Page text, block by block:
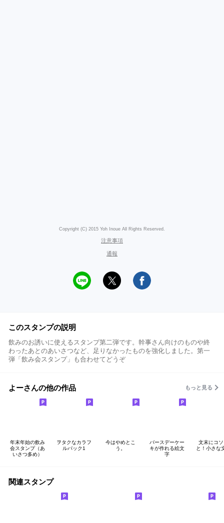
Copyright (C) 2015 Yoh Inoue All Rights Reserved.
注意事項
通報
このスタンプの説明
飲みのお誘いに使えるスタンプ第二弾です。幹事さん向けのものや終
わったあとのあいさつなど、足りなかったものを強化しました。第一
弾「飲み会スタンプ」も合わせてどうぞ
よーさんの他の作品 もっと見る
年末年始の飲み
会スタンプ（あ
いさつ多め）
ヲタクなカラフ
ルパック1
今はやめとこ
う。
バースデーケー
キが作れる絵文
字
文末にコ
と！小さな
関連スタンプ